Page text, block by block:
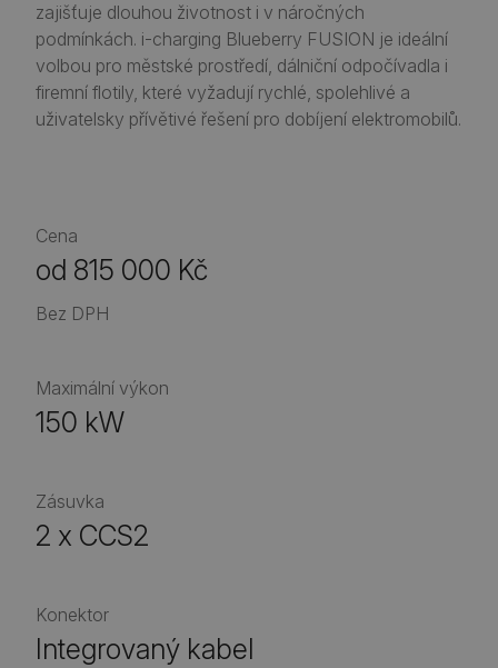
zajišťuje dlouhou životnost i v náročných
podmínkách.​ i-charging Blueberry FUSION je ideální
volbou pro městské prostředí, dálniční odpočívadla i
firemní flotily, které vyžadují rychlé, spolehlivé a
uživatelsky přívětivé řešení pro dobíjení elektromobilů.
Cena
od 815 000 Kč
Bez DPH
Maximální výkon
150 kW
Zásuvka
2 x CCS2
Konektor
Integrovaný kabel